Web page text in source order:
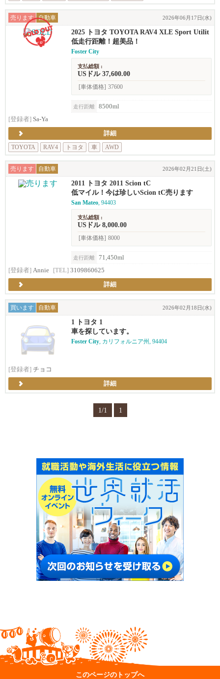
売ります 自動車 2026年06月17日(水)
2025 トヨタ TOYOTA RAV4 XLE Sport Utilit
y 4D
低走行距離！超美品！
Foster City
支払総額 :
USドル 37,600.00
[車体価格] 37600
走行距離
8500ml
[登録者] Sa-Ya
詳細
TOYOTA
RAV4 トヨタ 車 AWD
売ります 自動車 2026年02月21日(土)
2011 トヨタ 2011 Scion tC
低マイル！今は珍しいScion tC売ります
San Mateo, 94403
支払総額 :
USドル 8,000.00
[車体価格] 8000
走行距離
71,450ml
[登録者] Annie [TEL] 3109860625
詳細
買います 自動車 2026年02月18日(水)
1 トヨタ 1
車を探しています。
Foster City, カリフォルニア州, 94404
[登録者] チョコ
詳細
1/1 1
このページのトップへ